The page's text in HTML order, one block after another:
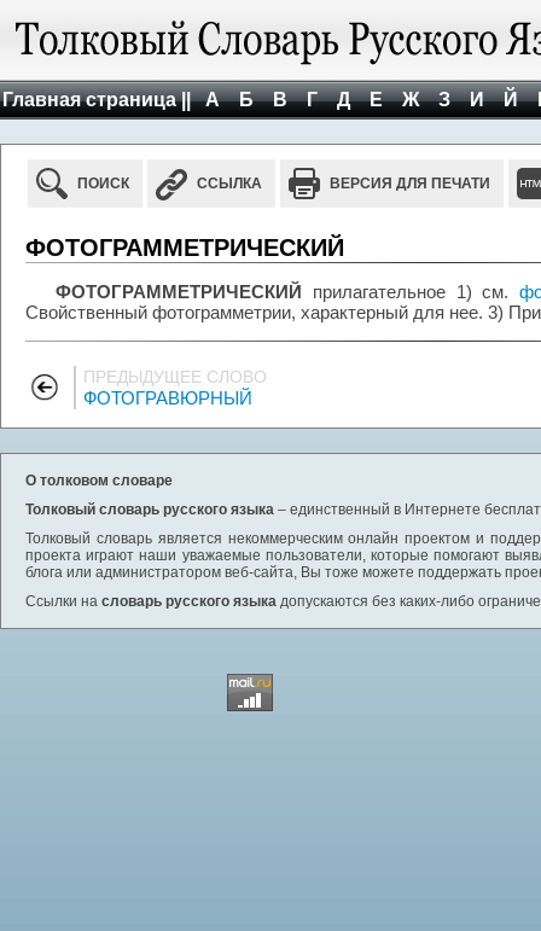
Главная страница || А Б В Г Д Е Ж З И Й
ПОИСК ССЫЛКА ВЕРСИЯ ДЛЯ ПЕЧАТИ
ФОТОГРАММЕТРИЧЕСКИЙ
ФОТОГРАММЕТРИЧЕСКИЙ прилагательное 1) см.
Свойственный фотограмметрии, характерный для нее. 3)
ПРЕДЫДУЩЕЕ СЛОВО
ФОТОГРАВЮРНЫЙ
О толковом словаре
Толковый словарь русского языка – единственный в Интернете
Толковый словарь является некоммерческим онлайн проектом и
проекта играют наши уважаемые пользователи, которые помогают
блога или администратором веб-сайта, Вы тоже можете поддержать
Ссылки на словарь русского языка допускаются без каких-либо